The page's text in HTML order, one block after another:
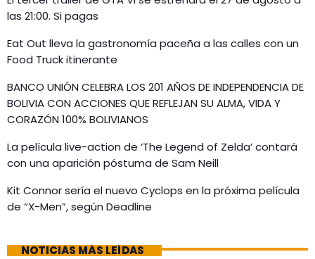
las 21:00. Si pagas
Eat Out lleva la gastronomía paceña a las calles con un
Food Truck itinerante
BANCO UNIÓN CELEBRA LOS 201 AÑOS DE INDEPENDENCIA DE
BOLIVIA CON ACCIONES QUE REFLEJAN SU ALMA, VIDA Y
CORAZÓN 100% BOLIVIANOS
La película live-action de ‘The Legend of Zelda’ contará
con una aparición póstuma de Sam Neill
Kit Connor sería el nuevo Cyclops en la próxima película
de “X-Men”, según Deadline
NOTICIAS MÁS LEÍDAS